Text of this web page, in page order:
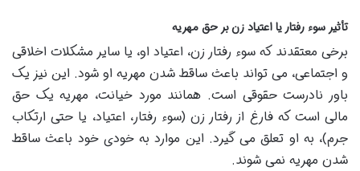
تأثیر سوء رفتار یا اعتیاد زن بر حق مهریه
برخی معتقدند که سوء رفتار زن، اعتیاد او، یا سایر مشکلات اخلاقی
و اجتماعی، می تواند باعث ساقط شدن مهریه او شود. این نیز یک
باور نادرست حقوقی است. همانند مورد خیانت، مهریه یک حق
مالی است که فارغ از رفتار زن (سوء رفتار، اعتیاد، یا حتی ارتکاب
جرم)، به او تعلق می گیرد. این موارد به خودی خود باعث ساقط
شدن مهریه نمی شوند.